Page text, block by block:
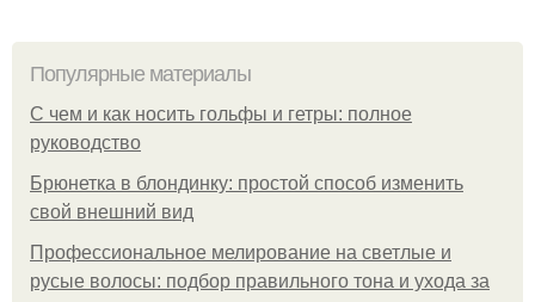
Популярные материалы
С чем и как носить гольфы и гетры: полное
руководство
Брюнетка в блондинку: простой способ изменить
свой внешний вид
Профессиональное мелирование на светлые и
русые волосы: подбор правильного тона и ухода за